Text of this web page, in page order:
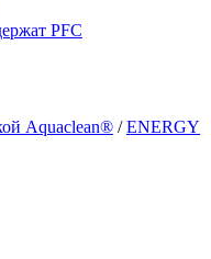
PFC
Aquaclean® /ENERGY